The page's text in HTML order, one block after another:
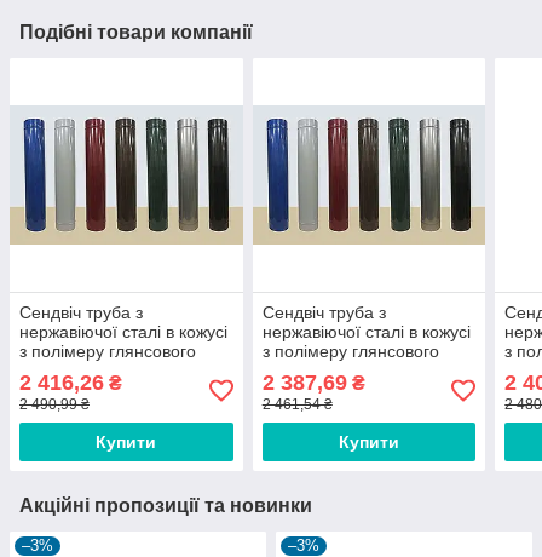
Подібні товари компанії
Сендвіч труба з
нержавіючої сталі в кожусі
з полімеру глянсового
мм AISI 430
2 416,26 ₴
2 490,99 ₴
Купити
Сендвіч труба з
нержавіючої сталі в кожусі
з полімеру глянсового
AISI 304
2 387,69₴
2 461,54 ₴
Купити
з
мм
2
2
Акційні пропозиції та новинки
–3% –3%